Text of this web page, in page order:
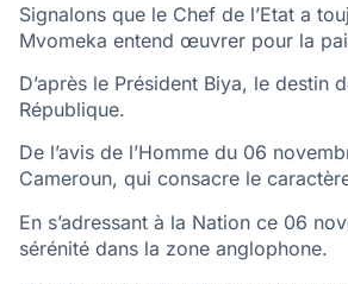
Signalons que le Chef de l’Etat a
Mvomeka entend œuvrer pour la
D’après le Président Biya, le destin
République.
De l’avis de l’Homme du 06
Cameroun, qui consacre le
En s’adressant à la Nation ce 06
sérénité dans la zone anglophone.